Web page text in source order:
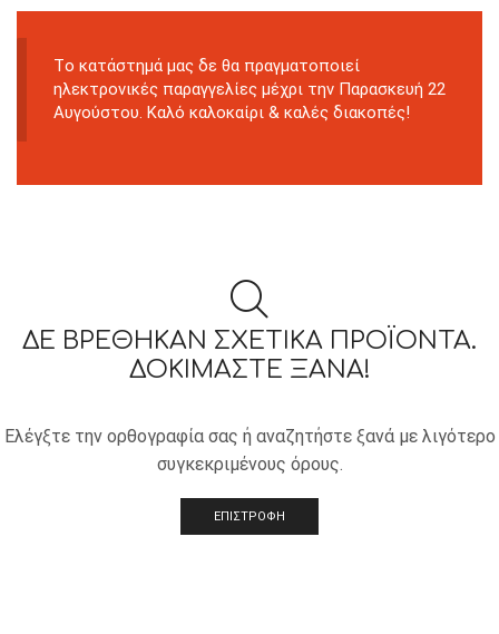
Tο κατάστημά μας δε θα πραγματοποιεί
ηλεκτρονικές παραγγελίες μέχρι την Παρασκευή 22
Αυγούστου. Καλό καλοκαίρι & καλές διακοπές!
ΔΕ ΒΡΈΘΗΚΑΝ ΣΧΕΤΙΚΆ ΠΡΟΪΌΝΤΑ.
ΔΟΚΙΜΆΣΤΕ ΞΑΝΆ!
Ελέγξτε την ορθογραφία σας ή αναζητήστε ξανά με λιγότερο
συγκεκριμένους όρους.
ΕΠΙΣΤΡΟΦΗ